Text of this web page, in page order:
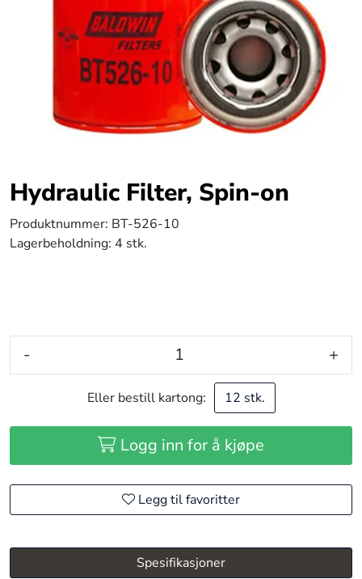
Hydraulic Filter, Spin-on
Produktnummer: BT-526-10
Lagerbeholdning: 4 stk.
- +
Eller bestill kartong: 12 stk.
Logg inn for å kjøpe
Legg til favoritter
Spesifikasjoner